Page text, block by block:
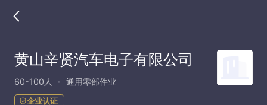
黄山辛贤汽车电子有限公司
60-100人 通用零部件业
企业认证